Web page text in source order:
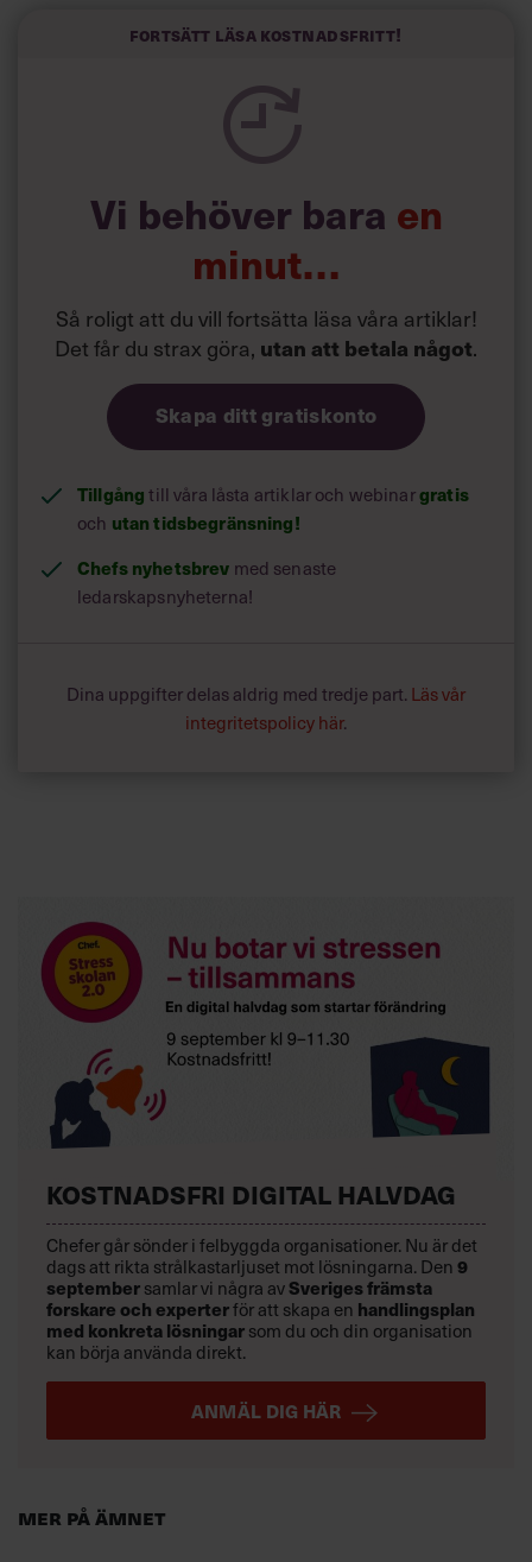
att uppskatta den reella storleken på ett problem eller en
möjlighet. Vi tänker ofta i svart och vitt, jättebra eller
jättedåligt, utan att ha gjort någon analys. I själva verket
är det oftast hälften så bra och hälften så dåligt”, säger
Fortsätt läsa kostnadsfritt!
Vi behöver bara en
minut…
Så roligt att du vill fortsätta läsa våra artiklar!
Det får du strax göra, utan att betala något.
Skapa ditt gratiskonto
Tillgång till våra låsta artiklar och webinargratis
och utan tidsbegränsning!
Chefs nyhetsbrev med senaste
ledarskapsnyheterna!
Dina uppgifter delas aldrig med tredje part. Läs vår
integritetspolicy här.
Mer på ämnet
KOSTNADSFRI DIGITAL HALVDAG
Chefer går sönder i felbyggda organisationer. Nu är det
dags att rikta strålkastarljuset mot lösningarna. Den 9
september samlar vi några av Sveriges främsta
forskare och experterför att skapa en handlingsplan
med konkreta lösningar som du och din organisation
kan börja använda direkt.
ANMÄL DIG HÄR